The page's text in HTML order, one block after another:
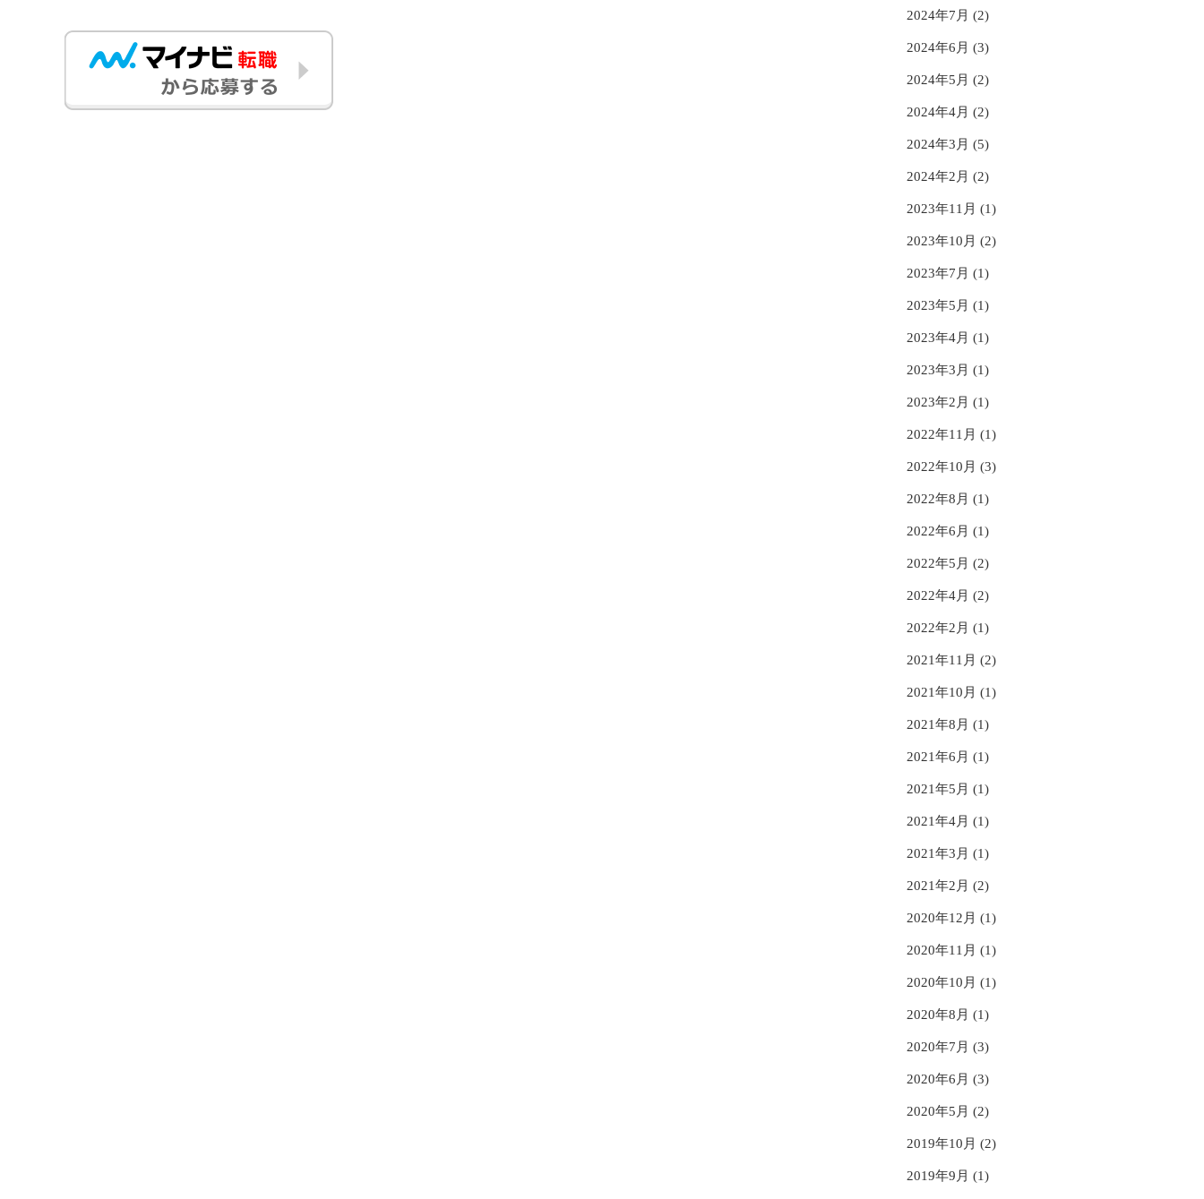
2024年7月 (2)
2024年6月 (3)
2024年5月 (2)
2024年4月 (2)
2024年3月 (5)
2024年2月 (2)
2023年11月 (1)
2023年10月 (2)
2023年7月 (1)
2023年5月 (1)
2023年4月 (1)
2023年3月 (1)
2023年2月 (1)
2022年11月 (1)
2022年10月 (3)
2022年8月 (1)
2022年6月 (1)
2022年5月 (2)
2022年4月 (2)
2022年2月 (1)
2021年11月 (2)
2021年10月 (1)
2021年8月 (1)
2021年6月 (1)
2021年5月 (1)
2021年4月 (1)
2021年3月 (1)
2021年2月 (2)
2020年12月 (1)
2020年11月 (1)
2020年10月 (1)
2020年8月 (1)
2020年7月 (3)
2020年6月 (3)
2020年5月 (2)
2019年10月 (2)
2019年9月 (1)